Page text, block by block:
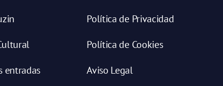
entradas
Política de Privacidad
Política de Cookies
Aviso Legal